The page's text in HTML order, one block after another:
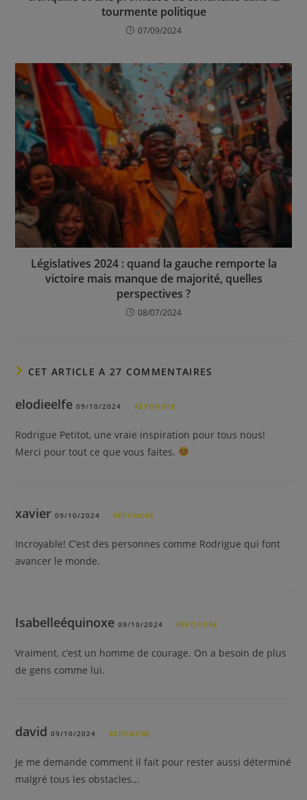
tourmente politique
07/09/2024
Législatives 2024 : quand la gauche remporte la
victoire mais manque de majorité, quelles
perspectives ?
08/07/2024
CET ARTICLE A 27 COMMENTAIRES
elodieelfe09/10/2024 RÉPONDRE
Rodrigue Petitot, une vraie inspiration pour tous nous!
Merci pour tout ce que vous faites.
xavier09/10/2024 RÉPONDRE
Incroyable! C’est des personnes comme Rodrigue qui font
avancer le monde.
Isabelleéquinoxe09/10/2024 RÉPONDRE
Vraiment, c’est un homme de courage. On a besoin de plus
de gens comme lui.
david09/10/2024 RÉPONDRE
Je me demande comment il fait pour rester aussi déterminé
malgré tous les obstacles…